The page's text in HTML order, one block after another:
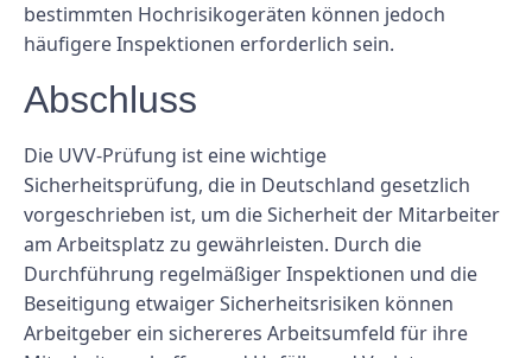
bestimmten Hochrisikogeräten können jedoch
häufigere Inspektionen erforderlich sein.
Abschluss
Die UVV-Prüfung ist eine wichtige
Sicherheitsprüfung, die in Deutschland gesetzlich
vorgeschrieben ist, um die Sicherheit der Mitarbeiter
am Arbeitsplatz zu gewährleisten. Durch die
Durchführung regelmäßiger Inspektionen und die
Beseitigung etwaiger Sicherheitsrisiken können
Arbeitgeber ein sichereres Arbeitsumfeld für ihre